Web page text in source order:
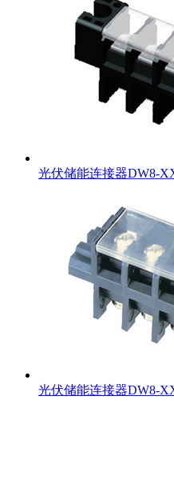
光伏储能连接器DW8-
光伏储能连接器DW8-